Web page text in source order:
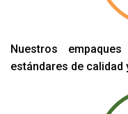
Nuestros
estándares de calidad